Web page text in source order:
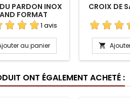
PARDON INOX
FORMAT
1 avis
au panier
CROIX DE

ONT ÉGALEMENT ACHETÉ :